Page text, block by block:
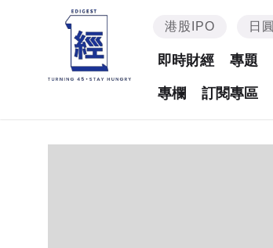
港股IPO 日圓
即時財經 專題
專欄 訂閱專區